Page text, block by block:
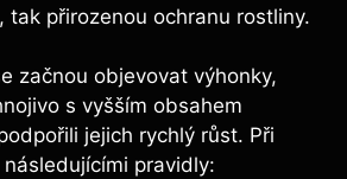
tak přirozenou ochranu rostliny.
začnou objevovat výhonky,
s vyšším obsahem
jejich rychlý růst. Při
pravidly: